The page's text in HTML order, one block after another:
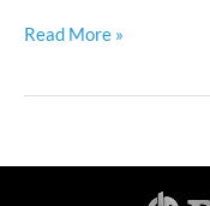
Heikki
Read More »